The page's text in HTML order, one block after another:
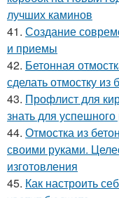
лучших каминов
41. Создание
и приемы
42. Бетонная
сделать отмостку из
43. Профлист для
знать для
44. Отмостка из
своими руками.
изготовления
45. Как настроить